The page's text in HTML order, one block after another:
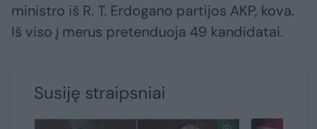
ministro iš R. T. Erdogano partijos AKP, kova.
Iš viso į merus pretenduoja 49 kandidatai.
Susiję straipsniai